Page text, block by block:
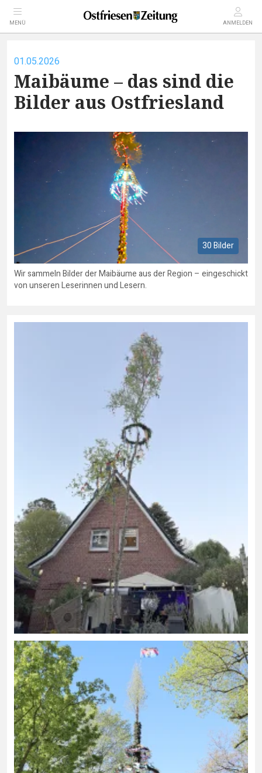
MENÜ ANMELDEN
01.05.2026
Maibäume – das sind die
Bilder aus Ostfriesland
30 Bilder
Wir sammeln Bilder der Maibäume aus der Region – eingeschickt
von unseren Leserinnen und Lesern.